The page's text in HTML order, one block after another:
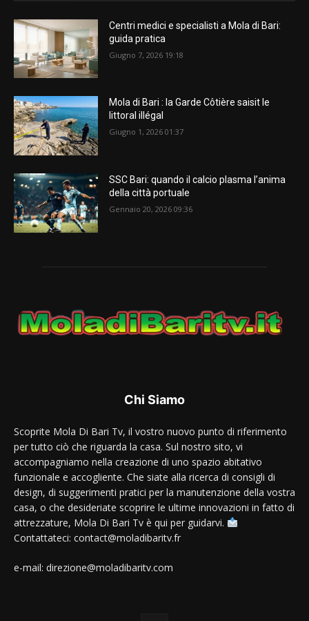
Centri medici e specialisti a Mola di Bari:
guida pratica
Giugno 7, 2026 19:18
Mola di Bari : la Garde Côtière saisit le
littoral illégal
Giugno 1, 2026 01:37
SSC Bari: quando il calcio plasma l’anima
della città portuale
Gennaio 20, 2026 09:36
Chi Siamo
Scoprite Mola Di Bari Tv, il vostro nuovo punto di riferimento
per tutto ciò che riguarda la casa. Sul nostro sito, vi
accompagniamo nella creazione di uno spazio abitativo
funzionale e accogliente. Che siate alla ricerca di consigli di
design, di suggerimenti pratici per la manutenzione della vostra
casa, o che desideriate scoprire le ultime innovazioni in fatto di
attrezzature, Mola Di Bari Tv è qui per guidarvi.
Contattateci: contact@moladibaritv.fr
e-mail: direzione@moladibaritv.com